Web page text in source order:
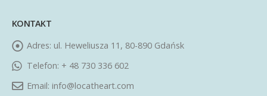
KONTAKT
Adres: ul. Heweliusza 11, 80-890 Gdańsk
Telefon: + 48 730 336 602
Email: info@locatheart.com